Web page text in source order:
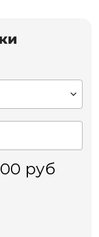
руб